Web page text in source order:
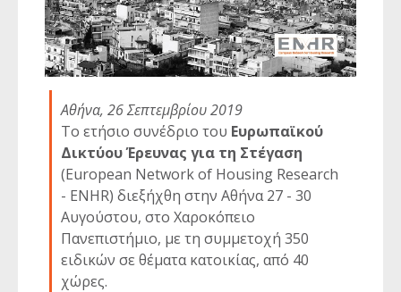
Αθήνα, 26 Σεπτεμβρίου 2019
Το ετήσιο συνέδριο του Ευρωπαϊκού
Δικτύου Έρευνας για τη Στέγαση
(European Network of Housing Research
- ENHR) διεξήχθη στην Αθήνα 27 - 30
Αυγούστου, στο Χαροκόπειο
Πανεπιστήμιο, με τη συμμετοχή 350
ειδικών σε θέματα κατοικίας, από 40
χώρες.